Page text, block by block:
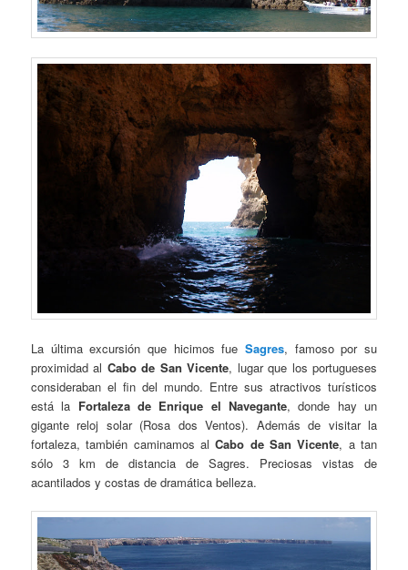
La última excursión que hicimos fue Sagres, famoso por su
proximidad al Cabo de San Vicente, lugar que los portugueses
consideraban el fin del mundo. Entre sus atractivos turísticos
está la Fortaleza de Enrique el Navegante, donde hay un
gigante reloj solar (Rosa dos Ventos). Además de visitar la
fortaleza, también caminamos alCabo de San Vicente, a tan
sólo 3 km de distancia de Sagres. Preciosas vistas de
acantilados y costas de dramática belleza.